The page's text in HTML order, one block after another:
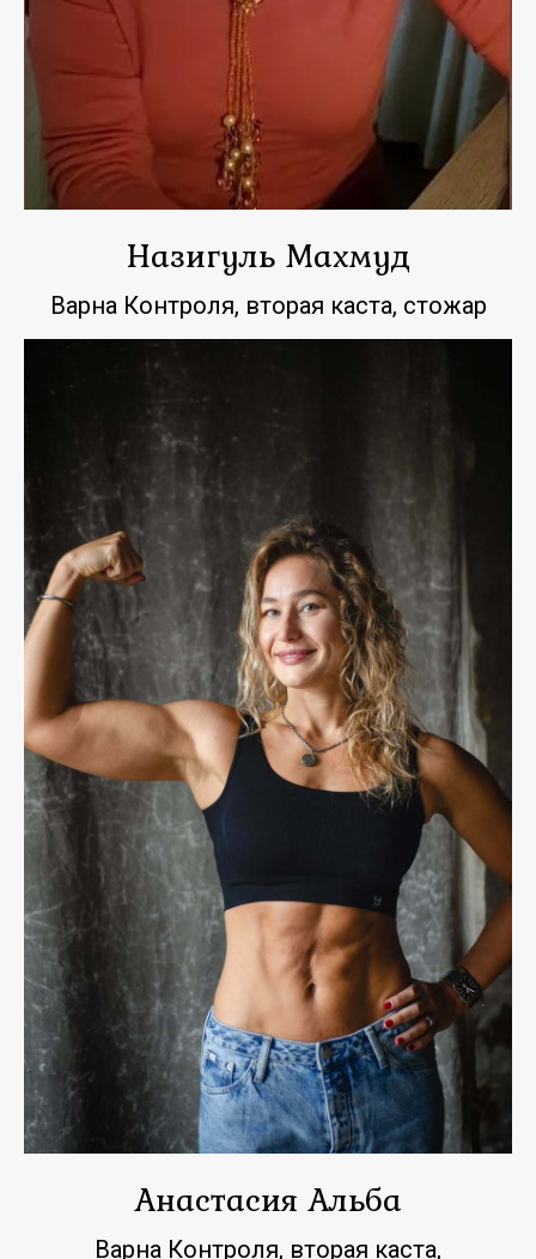
Назигуль Махмуд
Варна Контроля, вторая каста, стожар
Анастасия Альба
Варна Контроля, вторая каста,